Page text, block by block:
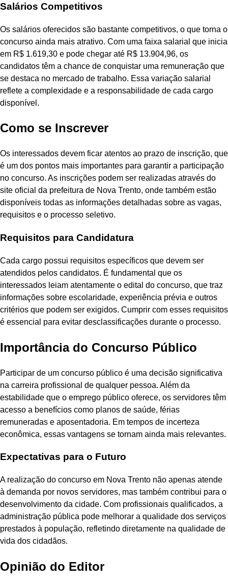
Salários Competitivos
Os salários oferecidos são bastante competitivos, o que torna o
concurso ainda mais atrativo. Com uma faixa salarial que inicia
em R$ 1.619,30 e pode chegar até R$ 13.904,96, os
candidatos têm a chance de conquistar uma remuneração que
se destaca no mercado de trabalho. Essa variação salarial
reflete a complexidade e a responsabilidade de cada cargo
disponível.
Como se Inscrever
Os interessados devem ficar atentos ao prazo de inscrição, que
é um dos pontos mais importantes para garantir a participação
no concurso. As inscrições podem ser realizadas através do
site oficial da prefeitura de Nova Trento, onde também estão
disponíveis todas as informações detalhadas sobre as vagas,
requisitos e o processo seletivo.
Requisitos para Candidatura
Cada cargo possui requisitos específicos que devem ser
atendidos pelos candidatos. É fundamental que os
interessados leiam atentamente o edital do concurso, que traz
informações sobre escolaridade, experiência prévia e outros
critérios que podem ser exigidos. Cumprir com esses requisitos
é essencial para evitar desclassificações durante o processo.
Importância do Concurso Público
Participar de um concurso público é uma decisão significativa
na carreira profissional de qualquer pessoa. Além da
estabilidade que o emprego público oferece, os servidores têm
acesso a benefícios como planos de saúde, férias
remuneradas e aposentadoria. Em tempos de incerteza
econômica, essas vantagens se tornam ainda mais relevantes.
Expectativas para o Futuro
A realização do concurso em Nova Trento não apenas atende
à demanda por novos servidores, mas também contribui para o
desenvolvimento da cidade. Com profissionais qualificados, a
administração pública pode melhorar a qualidade dos serviços
prestados à população, refletindo diretamente na qualidade de
vida dos cidadãos.
Opinião do Editor